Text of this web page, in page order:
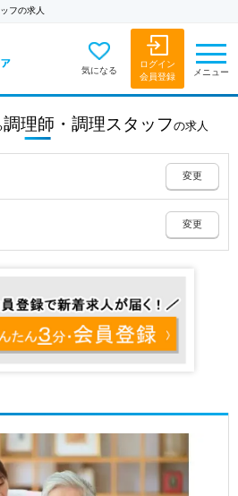
フの求人
気になる
ログイン
会員登録
メニュー
調理師・調理スタッフの求人
変更
変更